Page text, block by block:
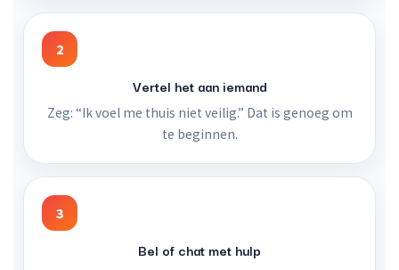
2
Vertel het aan iemand
Zeg: “Ik voel me thuis niet veilig.” Dat is genoeg om
te beginnen.
3
Bel of chat met hulp